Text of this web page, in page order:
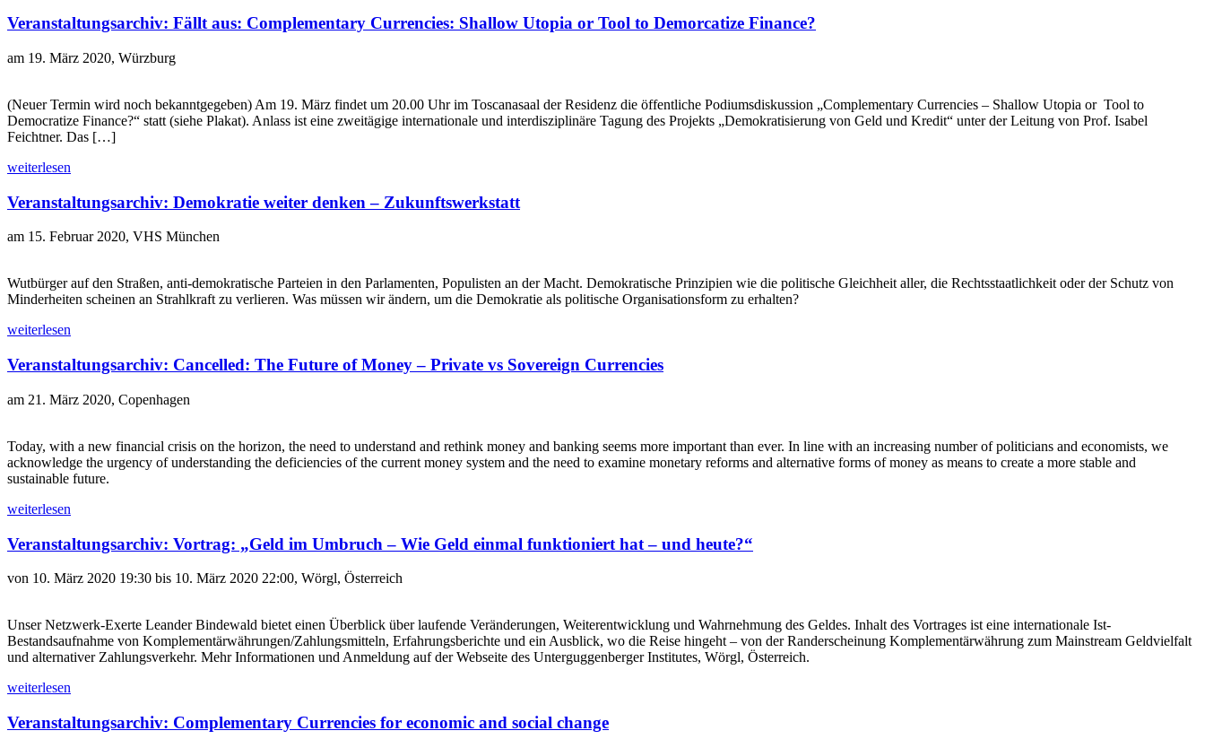
Veranstaltungsarchiv: Fällt aus: Complementary Currencies: Shallow Utopia or Tool to Demorcatize Finance?
am 19. März 2020, Würzburg
(Neuer Termin wird noch bekanntgegeben) Am 19. März findet um 20.00 Uhr im Toscanasaal der Residenz die öffentliche Podiumsdiskussion „Complementary Currencies – Shallow Utopia or Tool to
Democratize Finance?“ statt (siehe Plakat). Anlass ist eine zweitägige internationale und interdisziplinäre Tagung des Projekts „Demokratisierung von Geld und Kredit“ unter der Leitung von Prof. Isabel
Feichtner. Das […]
weiterlesen
Veranstaltungsarchiv: Demokratie weiter denken – Zukunftswerkstatt
am 15. Februar 2020, VHS München
Wutbürger auf den Straßen, anti-demokratische Parteien in den Parlamenten, Populisten an der Macht. Demokratische Prinzipien wie die politische Gleichheit aller, die Rechtsstaatlichkeit oder der Schutz von
Minderheiten scheinen an Strahlkraft zu verlieren. Was müssen wir ändern, um die Demokratie als politische Organisationsform zu erhalten?
weiterlesen
Veranstaltungsarchiv: Cancelled: The Future of Money – Private vs Sovereign Currencies
am 21. März 2020, Copenhagen
Today, with a new financial crisis on the horizon, the need to understand and rethink money and banking seems more important than ever. In line with an increasing number of politicians and economists, we
acknowledge the urgency of understanding the deficiencies of the current money system and the need to examine monetary reforms and alternative forms of money as means to create a more stable and
sustainable future.
weiterlesen
Veranstaltungsarchiv: Vortrag: „Geld im Umbruch – Wie Geld einmal funktioniert hat – und heute?“
von 10. März 2020 19:30 bis 10. März 2020 22:00, Wörgl, Österreich
Unser Netzwerk-Exerte Leander Bindewald bietet einen Überblick über laufende Veränderungen, Weiterentwicklung und Wahrnehmung des Geldes. Inhalt des Vortrages ist eine internationale Ist-
Bestandsaufnahme von Komplementärwährungen/Zahlungsmitteln, Erfahrungsberichte und ein Ausblick, wo die Reise hingeht – von der Randerscheinung Komplementärwährung zum Mainstream Geldvielfalt
und alternativer Zahlungsverkehr. Mehr Informationen und Anmeldung auf der Webseite des Unterguggenberger Institutes, Wörgl, Österreich.
weiterlesen
Veranstaltungsarchiv: Complementary Currencies for economic and social change